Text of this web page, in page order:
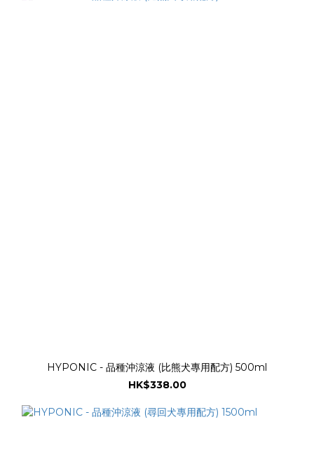
HYPONIC - 品種沖涼液 (比熊犬專用配方) 500ml
HK$338.00